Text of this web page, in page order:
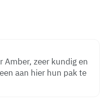
Amber, zeer kundig en
aan hier hun pak te